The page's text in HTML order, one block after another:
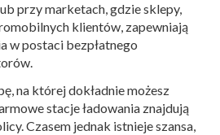
przy marketach, gdzie sklepy,
klientów, zapewniają
w postaci bezpłatnego
na której dokładnie możesz
stacje ładowania znajdują
Czasem jednak istnieje szansa,